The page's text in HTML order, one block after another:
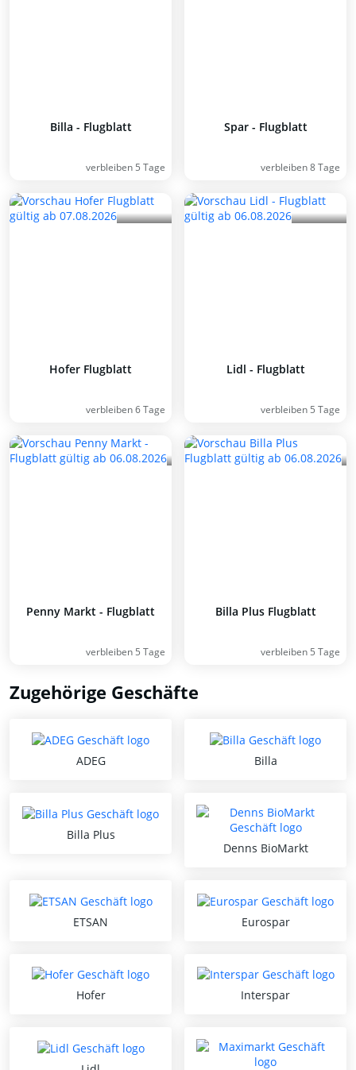
Billa - Flugblatt
verbleiben 5 Tage
Spar - Flugblatt
verbleiben 8 Tage
Hofer Flugblatt
verbleiben 6 Tage
Lidl - Flugblatt
verbleiben 5 Tage
Penny Markt - Flugblatt
verbleiben 5 Tage
Billa Plus Flugblatt
verbleiben 5 Tage
Zugehörige Geschäfte
ADEG Billa
Billa Plus
Denns BioMarkt
ETSAN Eurospar
Hofer Interspar